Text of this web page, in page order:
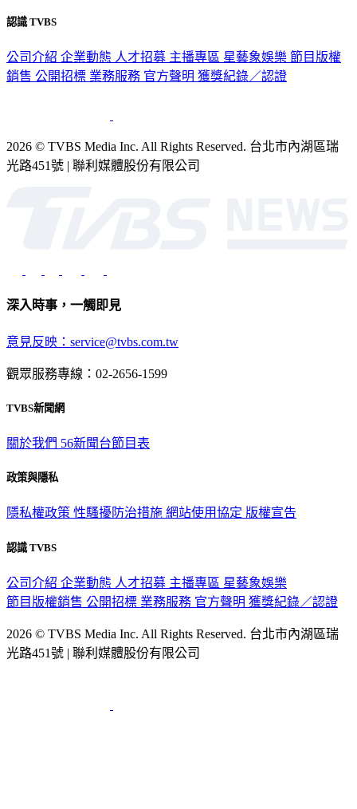
認識 TVBS
公司介紹 企業動態 人才招募 主播專區 星藝象娛樂 節目版權
銷售 公開招標 業務服務 官方聲明 獲獎紀錄／認證
2026 © TVBS Media Inc. All Rights Reserved. 台北市內湖區瑞
光路451號 | 聯利媒體股份有限公司
深入時事，一觸即見
意見反映：service@tvbs.com.tw
觀眾服務專線：02-2656-1599
TVBS新聞網
關於我們 56新聞台節目表
政策與隱私
隱私權政策 性騷擾防治措施 網站使用協定 版權宣告
認識 TVBS
公司介紹 企業動態 人才招募 主播專區 星藝象娛樂
節目版權銷售 公開招標 業務服務 官方聲明 獲獎紀錄／認證
2026 © TVBS Media Inc. All Rights Reserved. 台北市內湖區瑞
光路451號 | 聯利媒體股份有限公司